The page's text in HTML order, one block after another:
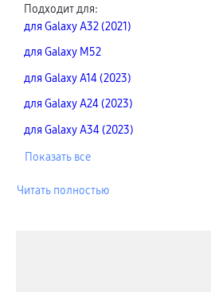
Подходит для:
для Galaxy A32 (2021)
для Galaxy M52
для Galaxy A14 (2023)
для Galaxy A24 (2023)
для Galaxy A34 (2023)
Показать все
Читать полностью